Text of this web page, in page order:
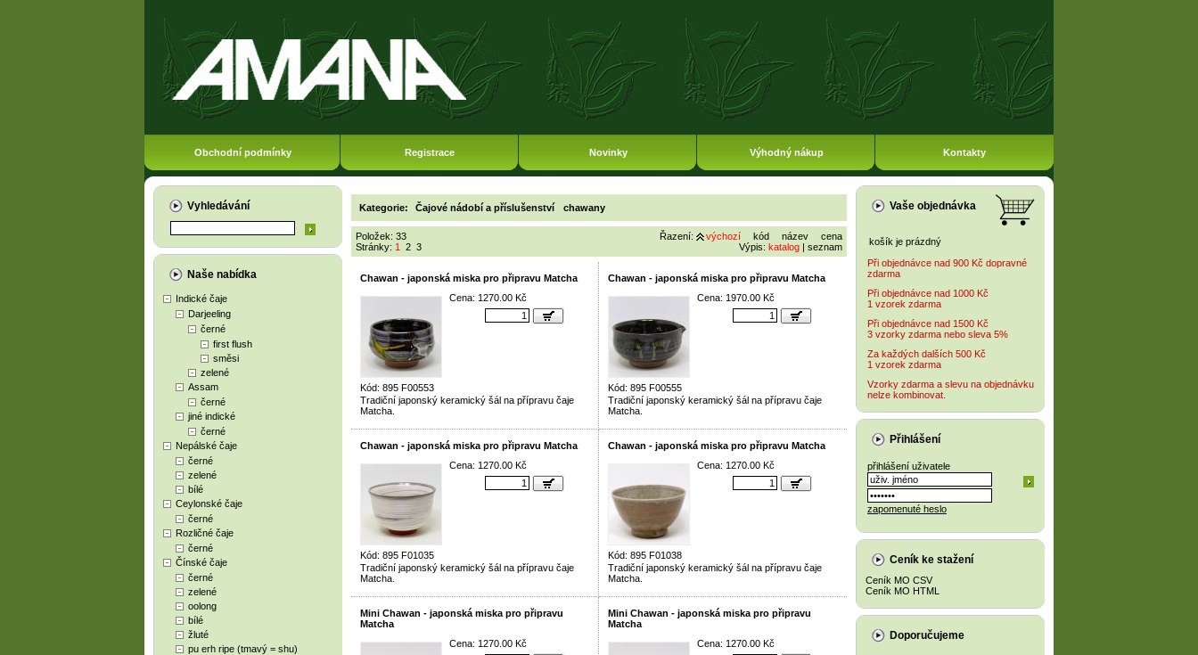
Obchodní podmínky Registrace Novinky Výhodný nákup Kontakty
Vyhledávání
Naše nabídka
Indické čaje
Darjeeling
černé
first flush
směsi
zelené
Assam
černé
jiné indické
černé
Nepálské čaje
černé
zelené
bílé
Ceylonské čaje
černé
Rozličné čaje
černé
Čínské čaje
černé
zelené
oolong
bílé
žluté
pu erh ripe (tmavý = shu)
Kategorie: Čajové nádobí a příslušenství chawany
Řazení: výchozí kód název
cena
Výpis: katalog | seznam
Položek: 33
Stránky: 1 2 3
Chawan - japonská miska pro připravu Matcha
Kód: 895 F00553
Cena: 1270.00 Kč
Tradiční japonský keramický šál na přípravu čaje
Matcha.
Chawan - japonská miska pro připravu Matcha
Kód: 895 F00555
Cena: 1970.00 Kč
Tradiční japonský keramický šál na přípravu čaje
Matcha.
Chawan - japonská miska pro připravu Matcha
Kód: 895 F01035
Cena: 1270.00 Kč
Tradiční japonský keramický šál na přípravu čaje
Matcha.
Chawan - japonská miska pro připravu Matcha
Kód: 895 F01038
Cena: 1270.00 Kč
Tradiční japonský keramický šál na přípravu čaje
Matcha.
Mini Chawan - japonská miska pro připravu
Matcha
Cena: 1270.00 Kč
Mini Chawan - japonská miska pro připravu
Matcha
Cena: 1270.00 Kč
Vaše objednávka
košík je prázdný
Při objednávce nad 900 Kč dopravné
zdarma
Při objednávce nad 1000 Kč
1 vzorek zdarma
Při objednávce nad 1500 Kč
3 vzorky zdarma nebo sleva 5%
Za každých dalších 500 Kč
1 vzorek zdarma
Vzorky zdarma a slevu na objednávku
nelze kombinovat.
Přihlášení
přihlášení uživatele
zapomenuté heslo
Ceník ke stažení
Ceník MO CSV
Ceník MO HTML
Doporučujeme